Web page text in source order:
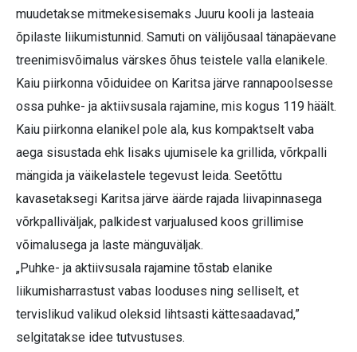
muudetakse mitmekesisemaks Juuru kooli ja lasteaia
õpilaste liikumistunnid. Samuti on välijõusaal tänapäevane
treenimisvõimalus värskes õhus teistele valla elanikele.
Kaiu piirkonna võiduidee on Karitsa järve rannapoolsesse
ossa puhke- ja aktiivsusala rajamine, mis kogus 119 häält.
Kaiu piirkonna elanikel pole ala, kus kompaktselt vaba
aega sisustada ehk lisaks ujumisele ka grillida, võrkpalli
mängida ja väikelastele tegevust leida. Seetõttu
kavasetaksegi Karitsa järve äärde rajada liivapinnasega
võrkpalliväljak, palkidest varjualused koos grillimise
võimalusega ja laste mänguväljak.
„Puhke- ja aktiivsusala rajamine tõstab elanike
liikumisharrastust vabas looduses ning selliselt, et
tervislikud valikud oleksid lihtsasti kättesaadavad,”
selgitatakse idee tutvustuses.